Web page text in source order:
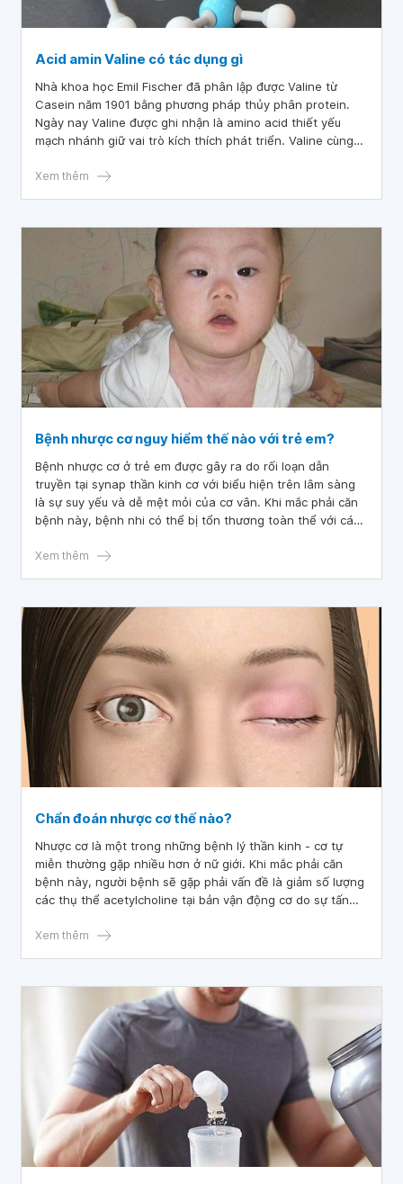
Acid amin Valine có tác dụng gì
Nhà khoa học Emil Fischer đã phân lập được Valine từ
Casein năm 1901 bằng phương pháp thủy phân protein.
Ngày nay Valine được ghi nhận là amino acid thiết yếu
mạch nhánh giữ vai trò kích thích phát triển. Valine cùng
thành hơn 2/3 tổng lượng amino acid trong cơ thể, giữ vai
Xem thêm
Bệnh nhược cơ nguy hiểm thế nào với trẻ em?
Bệnh nhược cơ ở trẻ em được gây ra do rối loạn dẫn
truyền tại synap thần kinh cơ với biểu hiện trên lâm sàng
là sự suy yếu và dễ mệt mỏi của cơ vân. Khi mắc phải căn
bệnh này, bệnh nhi có thể bị tổn thương toàn thể với các
gắng sức được nên dễ bị suy hô hấp và tử vong.
Xem thêm
Chẩn đoán nhược cơ thế nào?
Nhược cơ là một trong những bệnh lý thần kinh - cơ tự
miễn thường gặp nhiều hơn ở nữ giới. Khi mắc phải căn
bệnh này, người bệnh sẽ gặp phải vấn đề là giảm số lượng
các thụ thể acetylcholine tại bản vận động cơ do sự tấn
Bệnh nhược cơ nếu không được điều trị kịp thời thì nguy cơ
Xem thêm